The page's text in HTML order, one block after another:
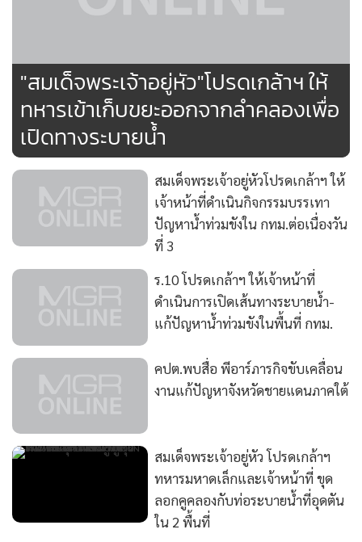
"สมเด็จพระเจ้าอยู่หัว"โปรดเกล้าฯ ให้
ทหารเข้าเก็บขยะออกจากลำคลองเพื่อ
เปิดทางระบายน้ำ
สมเด็จพระเจ้าอยู่หัวโปรดเกล้าฯ ให้
เจ้าหน้าที่ดำเนินกิจกรรมบรรเทา
ปัญหาน้ำท่วมขังใน กทม.ต่อเนื่องวัน
ที่ 3
ร.10 โปรดเกล้าฯ ให้เจ้าหน้าที่
ดำเนินการเปิดเส้นทางระบายน้ำ-
แก้ปัญหาน้ำท่วมขังในพื้นที่ กทม.
คปต.พบสื่อ พีอาร์ภารกิจขับเคลื่อน
งานแก้ปัญหาจังหวัดชายแดนภาคใต้
สมเด็จพระเจ้าอยู่หัว โปรดเกล้าฯ
ทหารมหาดเล็กและเจ้าหน้าที่ ขุด
ลอกคูคลองกับท่อระบายน้ำที่อุดตัน
ใน 2 พื้นที่